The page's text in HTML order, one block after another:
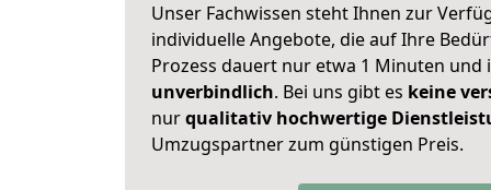
Unser Fachwissen steht Ihnen zur
individuelle Angebote, die auf Ihre
Prozess dauert nur etwa 1 Minuten und
unverbindlich. Bei uns gibt es keine
nurqualitativ hochwertige
Umzugspartner zum günstigen Preis.